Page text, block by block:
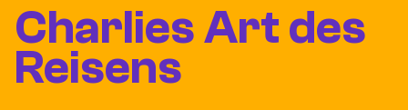
Charlies Art des
Reisens